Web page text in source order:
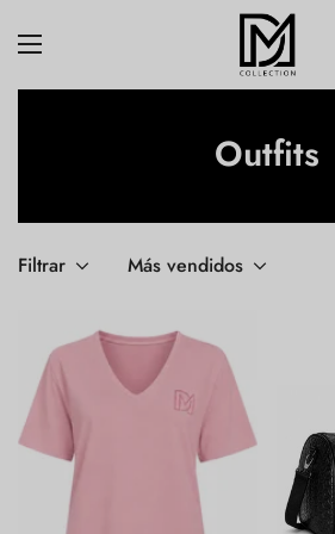
Outfits
Filtrar Más vendidos